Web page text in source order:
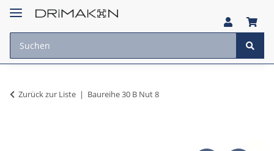
Zurück zur Liste Baureihe 30 B Nut 8